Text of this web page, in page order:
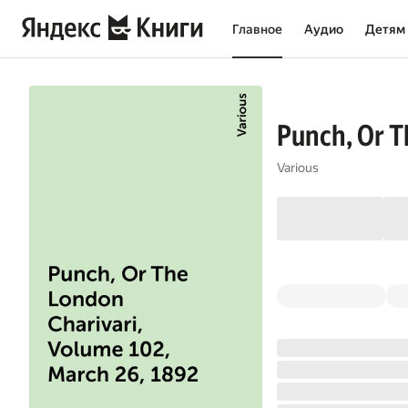
Главное Аудио Детям
Punch, Or
Various